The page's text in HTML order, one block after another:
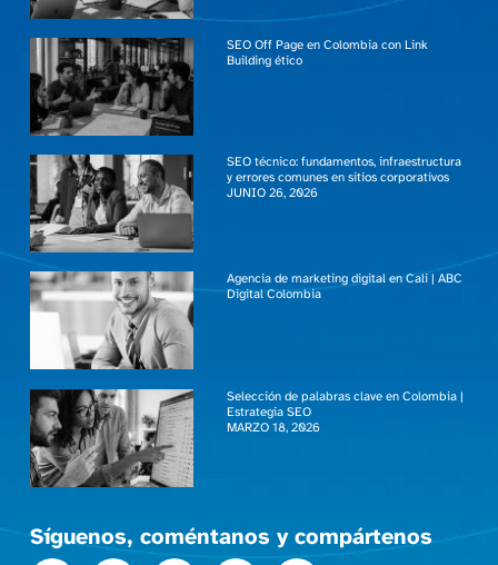
SEO Off Page en Colombia con Link
Building ético
SEO técnico: fundamentos, infraestructura
y errores comunes en sitios corporativos
JUNIO 26, 2026
Agencia de marketing digital en Cali | ABC
Digital Colombia
Selección de palabras clave en Colombia |
Estrategia SEO
MARZO 18, 2026
Síguenos, coméntanos y compártenos